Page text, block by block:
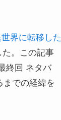
界に転移した
。この記事
終回 ネタバ
での経緯を